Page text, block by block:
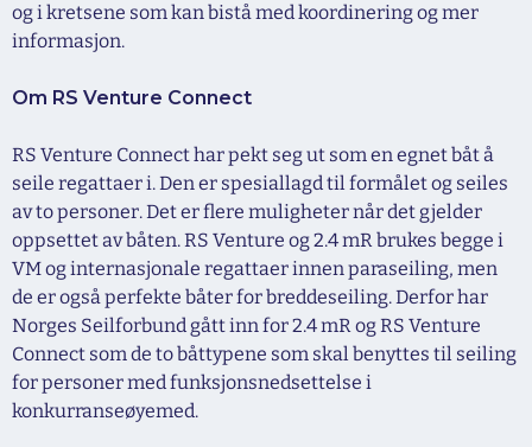
og i kretsene som kan bistå med koordinering og mer
informasjon.
Om RS Venture Connect
RS Venture Connect har pekt seg ut som en egnet båt å
seile regattaer i. Den er spesiallagd til formålet og seiles
av to personer. Det er flere muligheter når det gjelder
oppsettet av båten. RS Venture og 2.4 mR brukes begge i
VM og internasjonale regattaer innen paraseiling, men
de er også perfekte båter for breddeseiling. Derfor har
Norges Seilforbund gått inn for 2.4 mR og RS Venture
Connect som de to båttypene som skal benyttes til seiling
for personer med funksjonsnedsettelse i
konkurranseøyemed.